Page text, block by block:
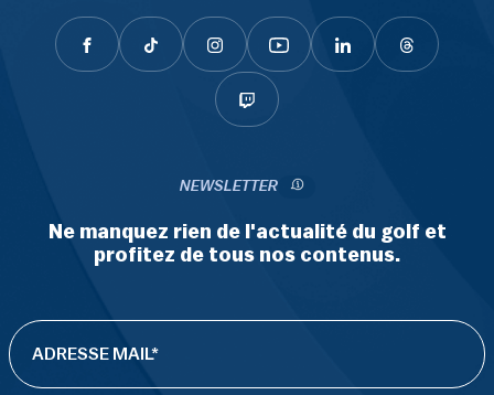
NEWSLETTER
Ne manquez rien de l'actualité du golf et
profitez de tous nos contenus.